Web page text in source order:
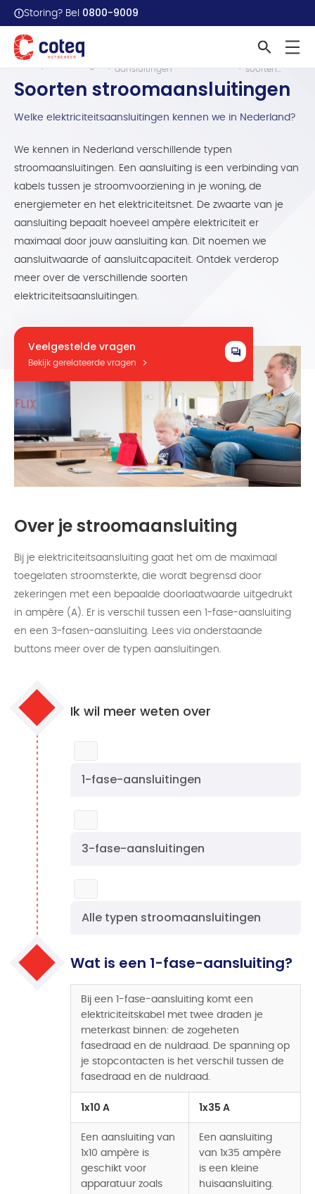
Storing? Bel 0800-9009
aansluitingen
soorten...
Soorten stroomaansluitingen
Welke elektriciteitsaansluitingen kennen we in Nederland?
We kennen in Nederland verschillende typen
stroomaansluitingen. Een aansluiting is een verbinding van
kabels tussen je stroomvoorziening in je woning, de
energiemeter en het elektriciteitsnet. De zwaarte van je
aansluiting bepaalt hoeveel ampère elektriciteit er
maximaal door jouw aansluiting kan. Dit noemen we
aansluitwaarde of aansluitcapaciteit. Ontdek verderop
meer over de verschillende soorten
elektriciteitsaansluitingen.
Veelgestelde vragen
Bekijk gerelateerde vragen
Over je stroomaansluiting
Bij je elektriciteitsaansluiting gaat het om de maximaal
toegelaten stroomsterkte, die wordt begrensd door
zekeringen met een bepaalde doorlaatwaarde uitgedrukt
in ampère (A). Er is verschil tussen een 1-fase-aansluiting
en een 3-fasen-aansluiting. Lees via onderstaande
buttons meer over de typen aansluitingen.
Ik wil meer weten over
1-fase-aansluitingen
3-fase-aansluitingen
Alle typen stroomaansluitingen
Wat is een 1-fase-aansluiting?
Bij een 1-fase-aansluiting komt een
elektriciteitskabel met twee draden je
meterkast binnen: de zogeheten
fasedraad en de nuldraad. De spanning op
je stopcontacten is het verschil tussen de
fasedraad en de nuldraad.
1x10 A 1x35 A
Een aansluiting van
1x10 ampère is
geschikt voor
apparatuur zoals
Een aansluiting
van 1x35 ampère
is een kleine
huisaansluiting.